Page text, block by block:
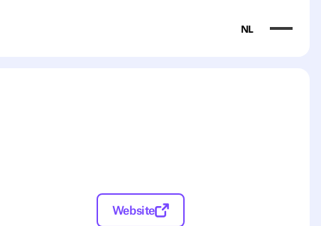
NL
Website